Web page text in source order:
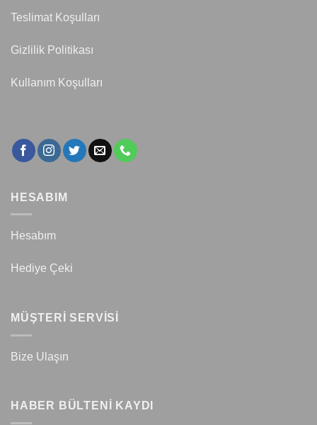
Teslimat Koşulları
Gizlilik Politikası
Kullanım Koşulları
HESABIM
Hesabım
Hediye Çeki
MÜŞTERİ SERVİSİ
Bize Ulaşın
HABER BÜLTENİ KAYDI